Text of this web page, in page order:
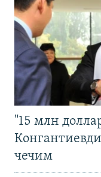
"15 млн
чечим